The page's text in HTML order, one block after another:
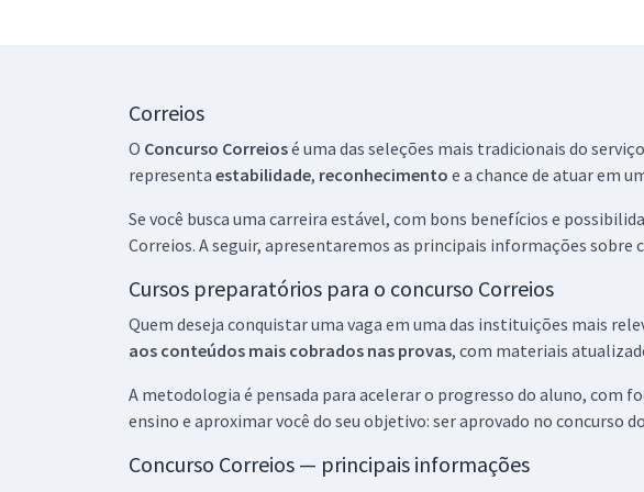
Correios
O Concurso Correiosé uma das seleções mais tradicionais do
representa estabilidade, reconhecimento e a chance de atuar em
Se você busca uma carreira estável, com bons benefícios e
Correios. A seguir, apresentaremos as principais informações sobre
Cursos preparatórios para o concurso Correios
Quem deseja conquistar uma vaga em uma das instituições mais
aos conteúdos mais cobrados nas provas, com materiais
A metodologia é pensada para acelerar o progresso do aluno, com
ensino e aproximar você do seu objetivo: ser aprovado no concurso
Concurso Correios — principais informações